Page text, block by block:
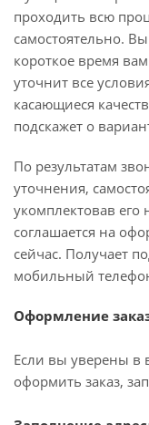
проходить всю
самостоятельно.
короткое время
уточнит все
касающиеся
подскажет о
По результатам
уточнения,
укомплектовав
соглашается на
сейчас. Получает
мобильный
Оформление
Если вы уверены в
оформить заказ,